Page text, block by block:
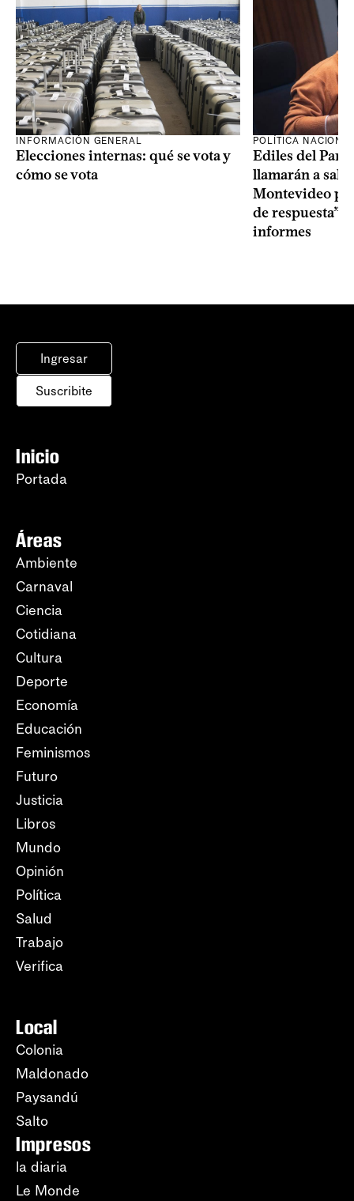
INFORMACIÓN GENERAL
Elecciones internas: qué se vota y
cómo se vota
POLÍTICA
Ediles del
llamarán a sala
Montevideo
de respuesta”
informes
Ingresar
Suscribite
Inicio
Portada
Áreas
Ambiente
Carnaval
Ciencia
Cotidiana
Cultura
Deporte
Economía
Educación
Feminismos
Futuro
Justicia
Libros
Mundo
Opinión
Política
Salud
Trabajo
Verifica
Local
Colonia
Maldonado
Paysandú
Salto
Impresos
la diaria
Le Monde